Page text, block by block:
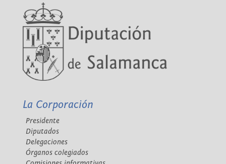
La Corporación
Presidente
Diputados
Delegaciones
Órganos colegiados